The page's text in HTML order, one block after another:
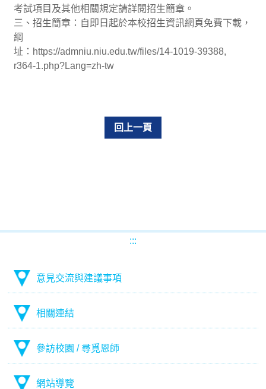
考試項目及其他相關規定請詳閱招生簡章。
三、招生簡章：自即日起於本校招生資訊網頁免費下載，
綱
址：https://admniu.niu.edu.tw/files/14-1019-39388,
r364-1.php?Lang=zh-tw
回上一頁
:::
意見交流與建議事項
相關連結
參訪校園 / 尋覓恩師
網站導覽